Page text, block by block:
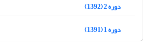
دوره 2 (1392)
دوره 1 (1391)